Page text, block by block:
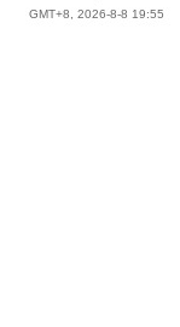
GMT+8, 2026-8-8 19:55